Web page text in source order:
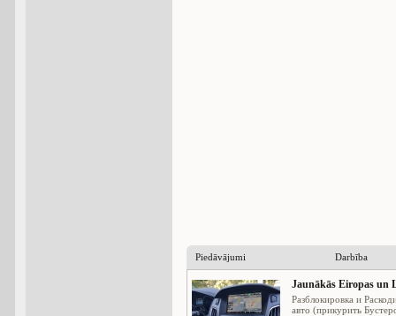
Piedāvājumi Darbība
Jaunākās Eiropas un
Разблокировка и
авто (прикурить